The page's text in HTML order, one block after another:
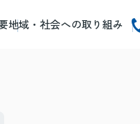
地域・社会への取り組み